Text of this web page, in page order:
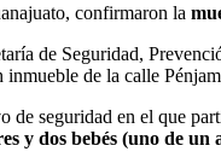
confirmaron la
de Seguridad,
inmueble de la calle
de seguridad en el que
y dos bebés (uno de un